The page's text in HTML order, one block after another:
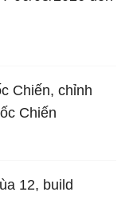
Chiến, chỉnh
Chiến
12, build